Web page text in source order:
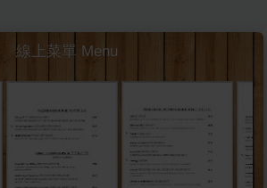
線上菜單 Menu